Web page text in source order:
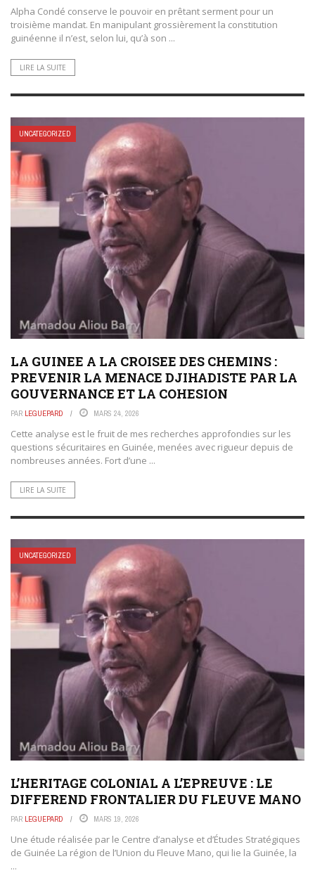
Alpha Condé conserve le pouvoir en prêtant serment pour un
troisième mandat. En manipulant grossièrement la constitution
guinéenne il n’est, selon lui, qu’à son ...
LIRE LA SUITE
UNCATEGORIZED
LA GUINEE A LA CROISEE DES CHEMINS :
PREVENIR LA MENACE DJIHADISTE PAR LA
GOUVERNANCE ET LA COHESION
PAR LEGUEPARD MARS 24, 2026
Cette analyse est le fruit de mes recherches approfondies sur les
questions sécuritaires en Guinée, menées avec rigueur depuis de
nombreuses années. Fort d’une ...
LIRE LA SUITE
UNCATEGORIZED
L’HERITAGE COLONIAL A L’EPREUVE : LE
DIFFEREND FRONTALIER DU FLEUVE MANO
PAR LEGUEPARD MARS 19, 2026
Une étude réalisée par le Centre d’analyse et d’Études Stratégiques
de Guinée La région de l’Union du Fleuve Mano, qui lie la Guinée, la
...